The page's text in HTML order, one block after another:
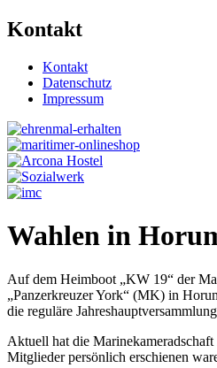
Kontakt
Kontakt
Datenschutz
Impressum
Wahlen in
Auf dem Heimboot „KW 19“ der
„Panzerkreuzer York“ (MK) in
die reguläre
Aktuell hat die
Mitglieder persönlich erschienen